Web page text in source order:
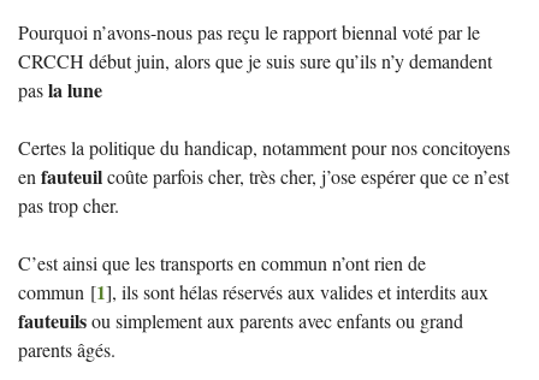
Pourquoi n’avons-nous pas reçu le rapport biennal voté par le
CRCCH début juin, alors que je suis sure qu’ils n’y demandent
pasla lune
Certes la politique du handicap, notamment pour nos concitoyens
en fauteuilcoûte parfois cher, très cher, j’ose espérer que ce n’est
pas trop cher.
C’est ainsi que les transports en commun n’ont rien de
commun [1], ils sont hélas réservés aux valides et interdits aux
fauteuilsou simplement aux parents avec enfants ou grand
parents âgés.